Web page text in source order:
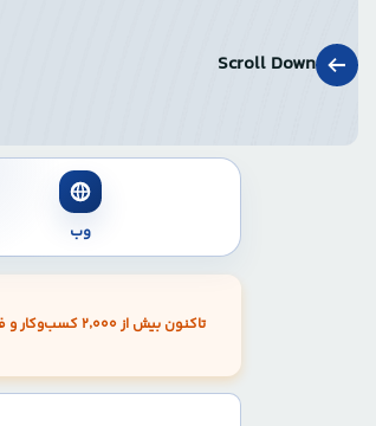
Scroll Down
وب
تاکنون بیش از ۲٬۰۰۰ کسب‌وکار و فعالان اقتصادی